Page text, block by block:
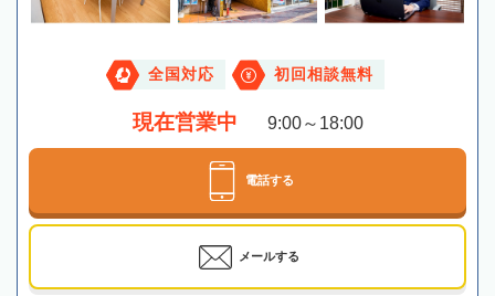
全国対応 初回相談無料
現在営業中 9:00～18:00
電話する
メールする